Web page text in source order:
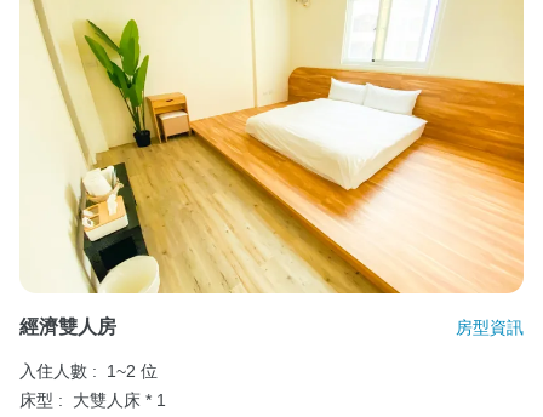
經濟雙人房 房型資訊
入住人數 :
1~2 位
床型 :
大雙人床 * 1